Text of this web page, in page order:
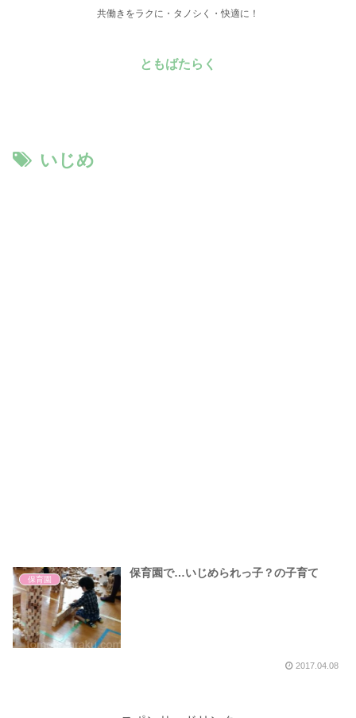
共働きをラクに・タノシく・快適に！
ともばたらく
いじめ
保育園
保育園で…いじめられっ子？の子育て
2017.04.08